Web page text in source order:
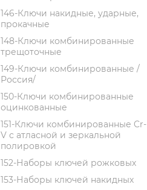
146-Ключи накидные, ударные,
прокачные
148-Ключи комбинированные
трещоточные
149-Ключи комбинированные /
Россия/
150-Ключи комбинированные
оцинкованные
151-Ключи комбинированные Cr-
V с атласной и зеркальной
полировкой
152-Наборы ключей рожковых
153-Наборы ключей накидных